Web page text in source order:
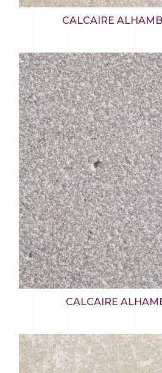
CALCAIRE
CALCAIRE